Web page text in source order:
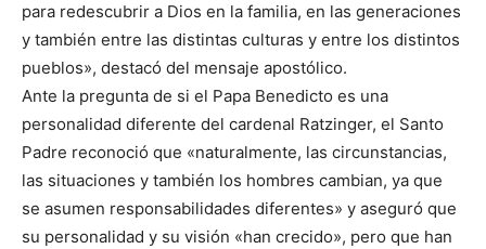
para redescubrir a Dios en la familia, en las generaciones
y también entre las distintas culturas y entre los distintos
pueblos», destacó del mensaje apostólico.
Ante la pregunta de si el Papa Benedicto es una
personalidad diferente del cardenal Ratzinger, el Santo
Padre reconoció que «naturalmente, las circunstancias,
las situaciones y también los hombres cambian, ya que
se asumen responsabilidades diferentes» y aseguró que
su personalidad y su visión «han crecido», pero que han